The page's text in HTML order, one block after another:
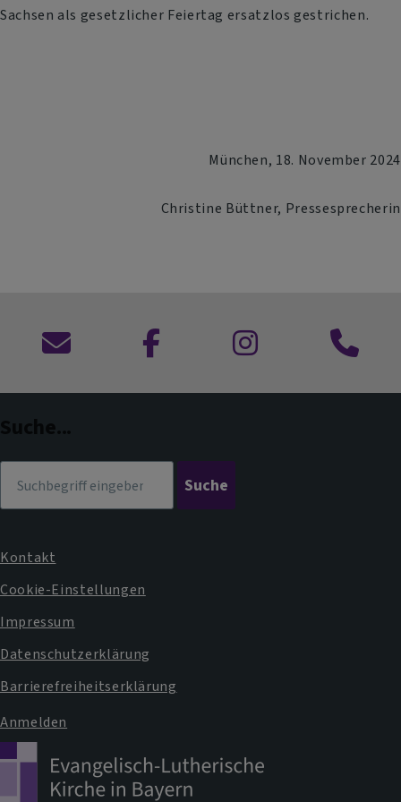
Sachsen als gesetzlicher Feiertag ersatzlos gestrichen.
München, 18. November 2024
Christine Büttner, Pressesprecherin
Kontaktformular
zu
zu
Anruf
Fußbereichsmenü
Kontakt
Cookie-Einstellungen
Impressum
Datenschutzerklärung
Barrierefreiheitserklärung
Benutzermenü
Anmelden